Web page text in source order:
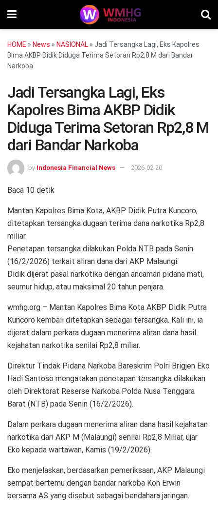
HOME » News » NASIONAL » Jadi Tersangka Lagi, Eks Kapolres
Bima AKBP Didik Diduga Terima Setoran Rp2,8 M dari Bandar
Narkoba
Jadi Tersangka Lagi, Eks
Kapolres Bima AKBP Didik
Diduga Terima Setoran Rp2,8 M
dari Bandar Narkoba
by Indonesia Financial News 2026-02-20
Baca 10 detik
Mantan Kapolres Bima Kota, AKBP Didik Putra Kuncoro,
ditetapkan tersangka dugaan terima dana narkotika Rp2,8
miliar.
Penetapan tersangka dilakukan Polda NTB pada Senin
(16/2/2026) terkait aliran dana dari AKP Malaungi.
Didik dijerat pasal narkotika dengan ancaman pidana mati,
seumur hidup, atau maksimal 20 tahun penjara.
wmhg.org – Mantan Kapolres Bima Kota AKBP Didik Putra
Kuncoro kembali ditetapkan sebagai tersangka. Kali ini, ia
dijerat dalam perkara dugaan menerima aliran dana hasil
kejahatan narkotika senilai Rp2,8 miliar.
Direktur Tindak Pidana Narkoba Bareskrim Polri Brigjen Eko
Hadi Santoso mengatakan penetapan tersangka dilakukan
oleh Direktorat Reserse Narkoba Polda Nusa Tenggara
Barat (NTB) pada Senin (16/2/2026).
Dalam perkara dugaan menerima aliran dana hasil kejahatan
narkotika dari AKP M (Malaungi) senilai Rp2,8 Miliar, ujar
Eko kepada wartawan, Kamis (19/2/2026).
Eko menjelaskan, berdasarkan pemeriksaan, AKP Malaungi
sempat bertemu dengan bandar narkoba Koh Erwin
bersama AS yang disebut sebagai bendahara jaringan.